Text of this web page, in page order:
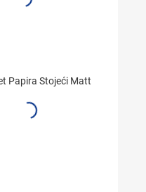
Papira Stojeći Matt